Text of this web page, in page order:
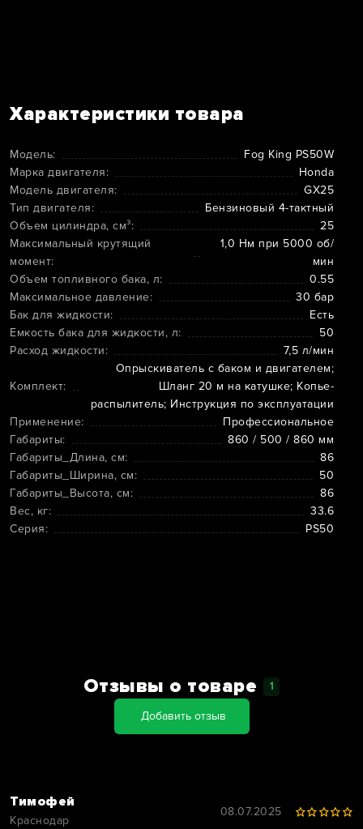
Характеристики товара
Модель:
Fog King PS50W
Марка двигателя:
Honda
Модель двигателя:
GX25
Тип двигателя:
Бензиновый 4-тактный
Объем цилиндра, см³:
25
Максимальный крутящий
момент:
1,0 Нм при 5000 об/
мин
Объем топливного бака, л:
0.55
Максимальное давление:
30 бар
Бак для жидкости:
Есть
Емкость бака для жидкости, л:
50
Расход жидкости:
7,5 л/мин
Комплект:
Опрыскиватель с баком и двигателем;
Шланг 20 м на катушке; Копье-
распылитель; Инструкция по эксплуатации
Применение:
Профессиональное
Габариты:
860 / 500 / 860 мм
Габариты_Длина, см:
86
Габариты_Ширина, см:
50
Габариты_Высота, см:
86
Вес, кг:
33.6
Серия:
PS50
Отзывы о товаре 1
Добавить отзыв
Тимофей
Краснодар
08.07.2025